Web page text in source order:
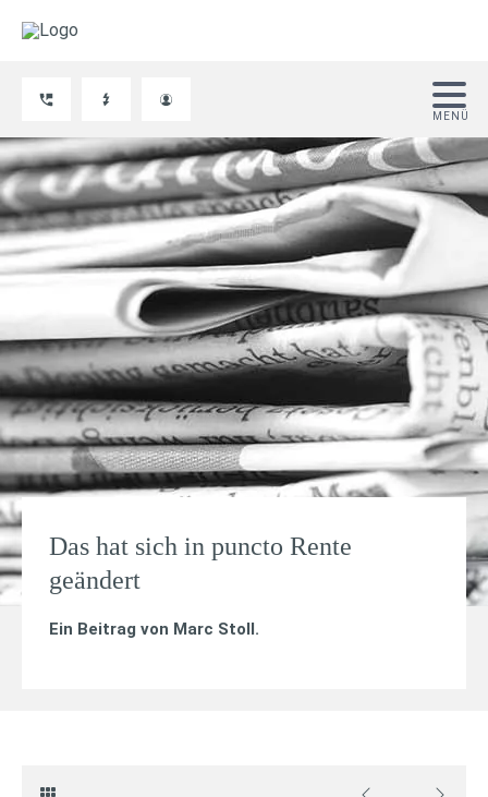
Das hat sich in puncto Rente
geändert
Ein Beitrag von Marc Stoll.